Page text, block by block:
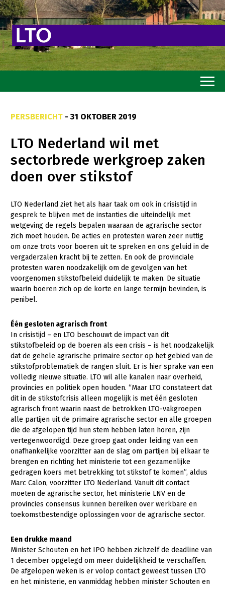
Goed eten
Mooi groen
Sterk ondernemerschap
Transitiepaden
Thema’s
Gezonde planten
Gezonde dieren
Natuur, klimaat en energie
Bodem en water
Mens, ondernemerschap en onderwijs
Internationaal
Sectoren
Dier
Biologische Landbouw
Geitenhouderij
Kalverhouderij
Konijnenhouderij
Melkveehouderij
Paardenhouderij
Pluimveehouderij
Schapenhouderij
Varkenshouderij
Vleesveehouderij
PERSBERICHT - 31 OKTOBER 2019
LTO Nederland wil met
sectorbrede werkgroep zaken
doen over stikstof
LTO Nederland ziet het als haar taak om ook in crisistijd in
gesprek te blijven met de instanties die uiteindelijk met
wetgeving de regels bepalen waaraan de agrarische sector
zich moet houden. De acties en protesten waren zeer nuttig
om onze trots voor boeren uit te spreken en ons geluid in de
vergaderzalen kracht bij te zetten. En ook de provinciale
protesten waren noodzakelijk om de gevolgen van het
voorgenomen stikstofbeleid duidelijk te maken. De situatie
waarin boeren zich op de korte en lange termijn bevinden, is
penibel.
Één gesloten agrarisch front
In crisistijd – en LTO beschouwt de impact van dit
stikstofbeleid op de boeren als een crisis – is het noodzakelijk
dat de gehele agrarische primaire sector op het gebied van de
stikstofproblematiek de rangen sluit. Er is hier sprake van een
volledig nieuwe situatie. LTO wil alle kanalen naar overheid,
provincies en politiek open houden. “Maar LTO constateert dat
dit in de stikstofcrisis alleen mogelijk is met één gesloten
agrarisch front waarin naast de betrokken LTO-vakgroepen
alle partijen uit de primaire agrarische sector en alle groepen
die de afgelopen tijd hun stem hebben laten horen, zijn
vertegenwoordigd. Deze groep gaat onder leiding van een
onafhankelijke voorzitter aan de slag om partijen bij elkaar te
brengen en richting het ministerie tot een gezamenlijke
gedragen koers met betrekking tot stikstof te komen”, aldus
Marc Calon, voorzitter LTO Nederland. Vanuit dit contact
moeten de agrarische sector, het ministerie LNV en de
provincies consensus kunnen bereiken over werkbare en
toekomstbestendige oplossingen voor de agrarische sector.
Een drukke maand
Minister Schouten en het IPO hebben zichzelf de deadline van
1 december opgelegd om meer duidelijkheid te verschaffen.
De afgelopen weken is er volop contact geweest tussen LTO
en het ministerie, en vanmiddag hebben minister Schouten en